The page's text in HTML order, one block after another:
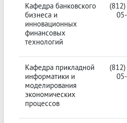
Кафедра банковского
бизнеса и
инновационных
финансовых
технологий
Кафедра прикладной
информатики и
моделирования
экономических
процессов